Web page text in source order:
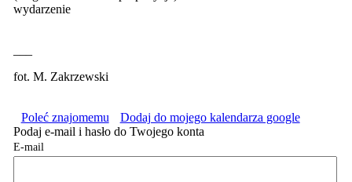
wydarzenie
fot. M. Zakrzewski
Poleć znajomemu
Dodaj do mojego kalendarza google
Podaj e-mail i hasło do Twojego konta
E-mail